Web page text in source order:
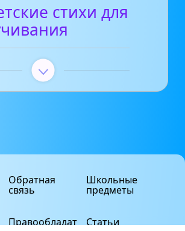
стихи для
Обратная
связь
Правообладат
Школьные
предметы
Статьи